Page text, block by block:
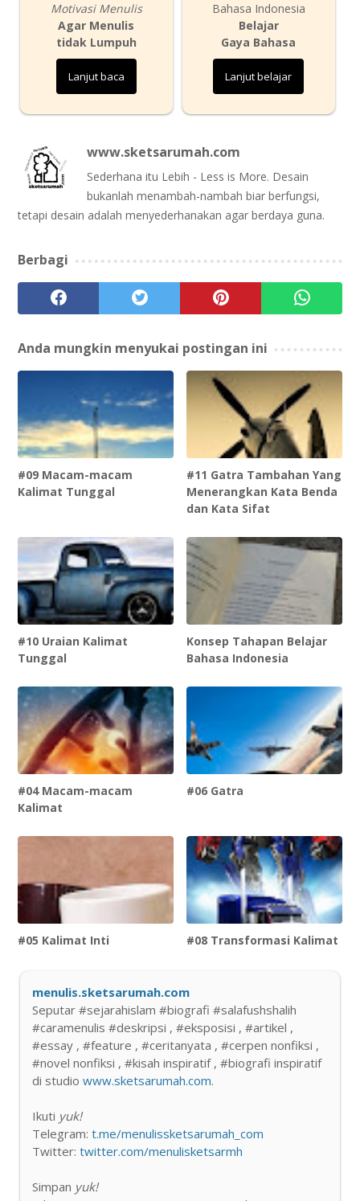
Motivasi Menulis
Agar Menulis
tidak Lumpuh
Lanjut baca
Bahasa Indonesia
Belajar
Gaya Bahasa
Lanjut belajar
www.sketsarumah.com
Sederhana itu Lebih - Less is More. Desain
bukanlah menambah-nambah biar berfungsi,
tetapi desain adalah menyederhanakan agar berdaya guna.
Berbagi
Anda mungkin menyukai postingan ini
#09 Macam-macam
Kalimat Tunggal
#11 Gatra Tambahan Yang
Menerangkan Kata Benda
dan Kata Sifat
#10 Uraian Kalimat
Tunggal
Konsep Tahapan Belajar
Bahasa Indonesia
#04 Macam-macam
Kalimat
#06 Gatra
#05 Kalimat Inti #08 Transformasi Kalimat
menulis.sketsarumah.com
Seputar #sejarahislam #biografi #salafushshalih
#caramenulis #deskripsi , #eksposisi , #artikel ,
#essay , #feature , #ceritanyata , #cerpen nonfiksi ,
#novel nonfiksi , #kisah inspiratif , #biografi inspiratif
di studio www.sketsarumah.com.
Ikuti yuk!
Telegram: t.me/menulissketsarumah_com
Twitter: twitter.com/menulisketsarmh
Simpan yuk!